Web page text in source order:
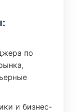
по
и бизнес-